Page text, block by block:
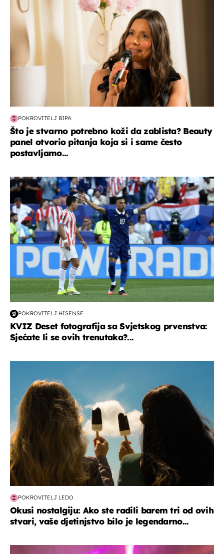
POKROVITELJ BIPA
Što je stvarno potrebno koži da zablista? Beauty
panel otvorio pitanja koja si i same često
postavljamo...
svjetsko prvenstvo 2026
POKROVITELJ HISENSE
KVIZ Deset fotografija sa Svjetskog prvenstva:
Sjećate li se ovih trenutaka?...
POKROVITELJ LEDO
Okusi nostalgiju: Ako ste radili barem tri od ovih
stvari, vaše djetinjstvo bilo je legendarno...